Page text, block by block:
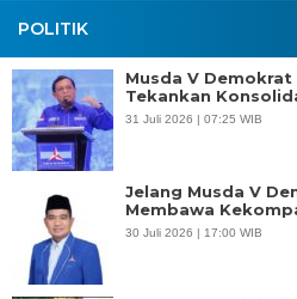
POLITIK
Musda V
Tekankan
31 Juli 2026 | 07:25 WIB
Jelang Musda V
Membawa
30 Juli 2026 | 17:00 WIB